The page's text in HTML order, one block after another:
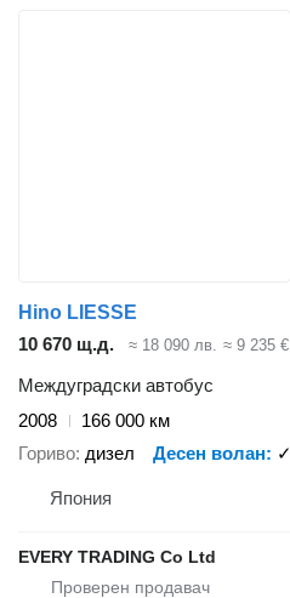
Hino LIESSE
10 670 щ.д.
≈ 18 090 лв. ≈ 9 235 €
Междуградски автобус
2008
166 000 км
Гориво дизел Десен волан ✓
Япония
EVERY TRADING Co Ltd